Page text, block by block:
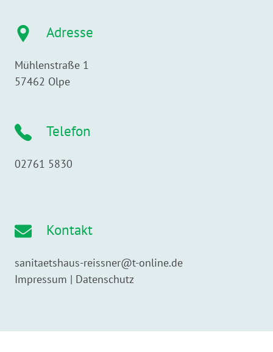
Adresse
Mühlenstraße 1
57462 Olpe
Telefon
02761 5830
Kontakt
sanitaetshaus-reissner@t-online.de
Impressum | Datenschutz